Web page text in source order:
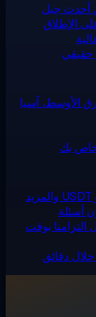
جيل
آسيا
بوقت
دقائق